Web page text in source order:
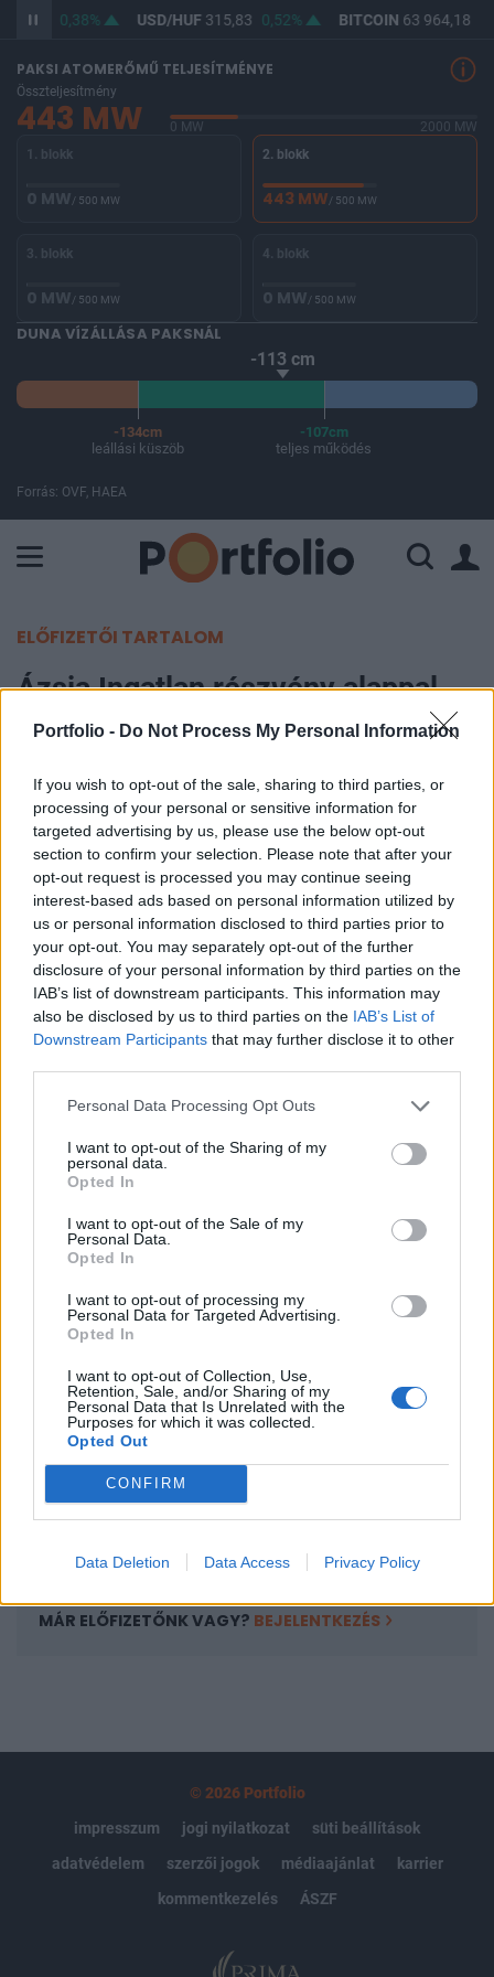
Portfolio - Do Not Process My Personal Information
If you wish to opt-out of the sale, sharing to third parties, or
processing of your personal or sensitive information for
targeted advertising by us, please use the below opt-out
section to confirm your selection. Please note that after your
opt-out request is processed you may continue seeing
interest-based ads based on personal information utilized by
us or personal information disclosed to third parties prior to
your opt-out. You may separately opt-out of the further
disclosure of your personal information by third parties on the
IAB’s list of downstream participants. This information may
also be disclosed by us to third parties on the IAB’s List of
Downstream Participants that may further disclose it to other
Personal Data Processing Opt Outs
I want to opt-out of the Sharing of my
personal data.
Opted In
I want to opt-out of the Sale of my
Personal Data.
Opted In
I want to opt-out of processing my
Personal Data for Targeted Advertising.
Opted In
I want to opt-out of Collection, Use,
Retention, Sale, and/or Sharing of my
Personal Data that Is Unrelated with the
Purposes for which it was collected.
Opted Out
CONFIRM
Data Deletion Data Access Privacy Policy
0,38% USD/HUF315,83 0,52% BITCOIN63 964,18
PAKSI ATOMERŐMŰ TELJESÍTMÉNYE
Összteljesítmény
443 MW 0 MW
2000 MW
1. blokk
0 MW/ 500 MW
2. blokk
443 MW/ 500 MW
3. blokk
0 MW/ 500 MW
4. blokk
0 MW/ 500 MW
DUNA VÍZÁLLÁSA PAKSNÁL
-113 cm
-134cm
leállási küszöb
-107cm
teljes működés
Forrás: OVF, HAEA
ELŐFIZETŐI TARTALOM
Ázsia Ingatlan részvény alappal
bővül a Raiffeisen Private Banking
Portfolio
2006. március 28. 09:25
A Raiffesien Private Banking külföldi befektetési
alap palettája újabb 10 Credit Suisse befektetési
alappal bővül. A forgalmazott Credit Suisse alapok
száma ezzel 31-re nőtt, míg a Raiffeisen Bank
kiemelt magánügyfelei által elérhető összes
befektetési alap immár eléri a 95-öt.
unikumnak számító ázsiai ingatlan-társaságokba fektető
alap, a Credit Suisse Equity Fund (Lux) Asian Property.A
jelen írás nem minősül befektetési tanácsadásnak vagy
befektetési ajánlásnak. Részletes jogi információ
KEDVES OLVASÓNK!
A keresett cikk a portfolio.hu hírarchívumához
tartozik, melynek olvasása előfizetéses
Az előfizetés a következőket tartalmazza:
Portfolio.hu teljes cikkarchívum
kötéslistái
MÁR ELŐFIZETŐNK VAGY? BEJELENTKEZÉS
© 2026 Portfolio
impresszum
jogi nyilatkozat
süti beállítások
adatvédelem
szerzői jogok médiaajánlat
karrier
kommentkezelés
ÁSZF